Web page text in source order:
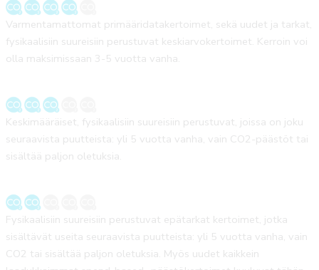
Varmentamattomat primääridatakertoimet, sekä uudet ja tarkat,
fysikaalisiin suureisiin perustuvat keskiarvokertoimet. Kerroin voi
olla maksimissaan 3-5 vuotta vanha.
Keskimääräiset, fysikaalisiin suureisiin perustuvat, joissa on joku
seuraavista puutteista: yli 5 vuotta vanha, vain CO2-päästöt tai
sisältää paljon oletuksia.
Fysikaalisiin suureisiin perustuvat epätarkat kertoimet, jotka
sisältävät useita seuraavista puutteista: yli 5 vuotta vanha, vain
CO2 tai sisältää paljon oletuksia. Myös uudet kaikkein